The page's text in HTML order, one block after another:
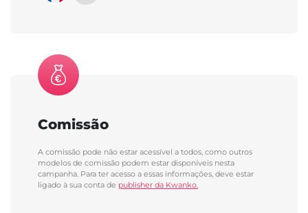
Comissão
A comissão pode não estar acessível a todos, como outros
modelos de comissão podem estar disponíveis nesta
campanha. Para ter acesso a essas informações, deve estar
ligado à sua conta de publisher da Kwanko.